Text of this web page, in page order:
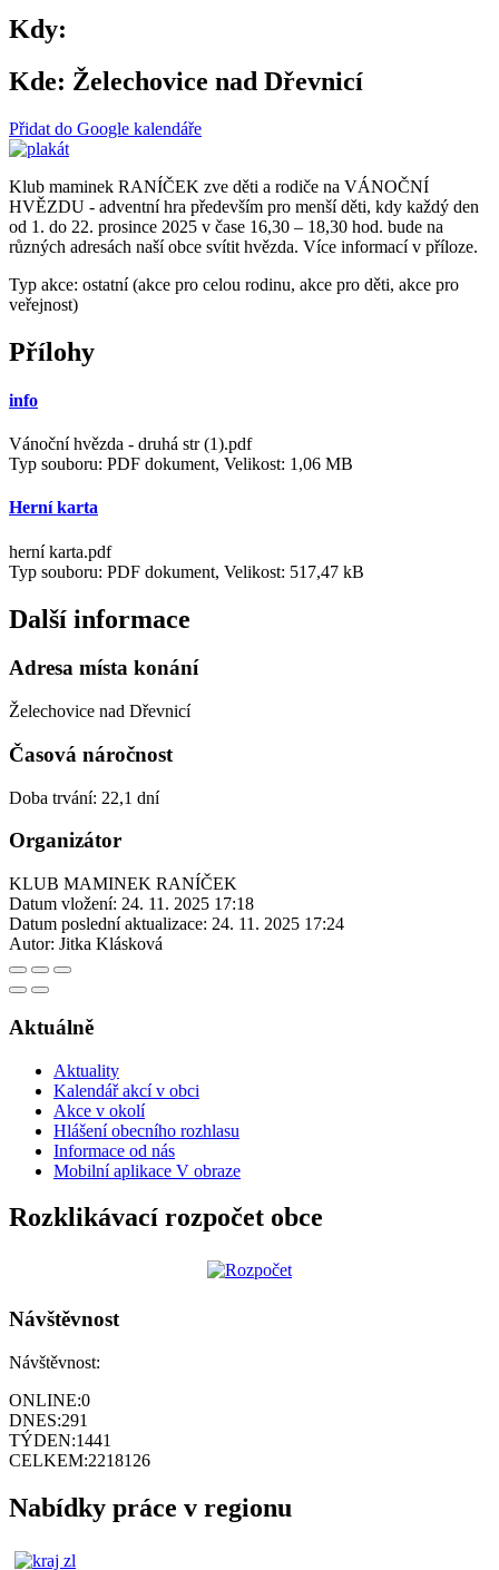
Kdy:
Kde: Želechovice nad Dřevnicí
Přidat do Google kalendáře
Klub maminek RANÍČEK zve děti a rodiče na VÁNOČNÍ
HVĚZDU - adventní hra především pro menší děti, kdy každý den
od 1. do 22. prosince 2025 v čase 16,30 – 18,30 hod. bude na
různých adresách naší obce svítit hvězda. Více informací v příloze.
Typ akce: ostatní (akce pro celou rodinu, akce pro děti, akce pro
veřejnost)
Přílohy
info
Vánoční hvězda - druhá str (1).pdf
Typ souboru: PDF dokument, Velikost: 1,06 MB
Herní karta
herní karta.pdf
Typ souboru: PDF dokument, Velikost: 517,47 kB
Další informace
Adresa místa konání
Želechovice nad Dřevnicí
Časová náročnost
Doba trvání: 22,1 dní
Organizátor
KLUB MAMINEK RANÍČEK
Datum vložení: 24. 11. 2025 17:18
Datum poslední aktualizace: 24. 11. 2025 17:24
Autor: Jitka Klásková
Aktuálně
Aktuality
Kalendář akcí v obci
Akce v okolí
Hlášení obecního rozhlasu
Informace od nás
Mobilní aplikace V obraze
Rozklikávací rozpočet obce
Návštěvnost
Návštěvnost:
ONLINE:0
DNES:291
TÝDEN:1441
CELKEM:2218126
Nabídky práce v regionu